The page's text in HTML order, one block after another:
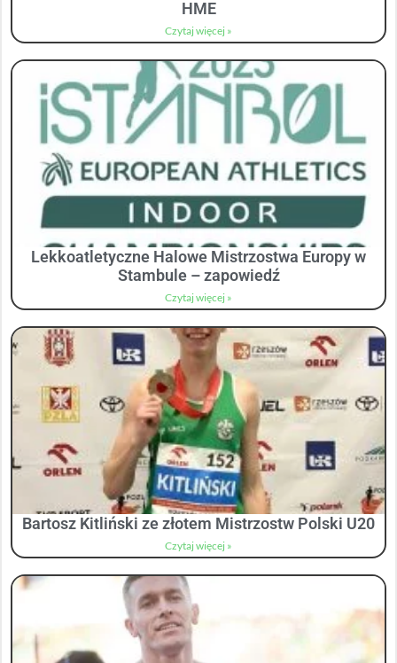
HME
Czytaj więcej »
Lekkoatletyczne Halowe Mistrzostwa Europy w
Stambule – zapowiedź
Czytaj więcej »
Bartosz Kitliński ze złotem Mistrzostw Polski U20
Czytaj więcej »